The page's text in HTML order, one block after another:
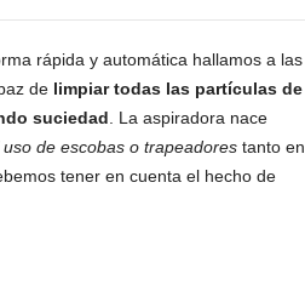
rápida y automática hallamos a las
de limpiar todas las partículas de
suciedad . La aspiradora nace
de escobas o trapeadorestanto en
tener en cuenta el hecho de